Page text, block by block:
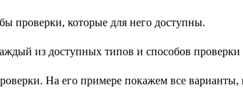
проверки, которые для него доступны.
На его примере покажем все